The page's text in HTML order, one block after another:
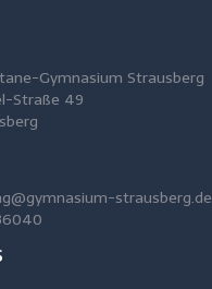
Gymnasium Strausberg
Straße 49
strausberg.de